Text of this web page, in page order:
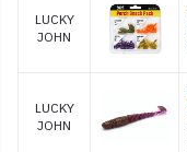
LUCKY
JOHN
LUCKY
JOHN